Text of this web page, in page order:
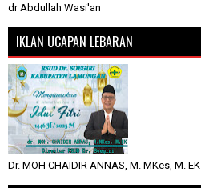
dr Abdullah Wasi'an
IKLAN UCAPAN LEBARAN
Dr. MOH CHAIDIR ANNAS, M. MKes, M. EK